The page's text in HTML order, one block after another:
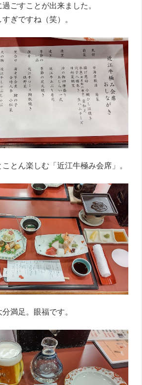
ごすことが出来ました。
ぎですね（笑）。
とん楽しむ「近江牛極み会席」。
満足。眼福です。